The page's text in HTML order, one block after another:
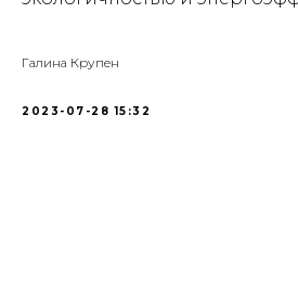
Галина Крупен
2023-07-28 15:32